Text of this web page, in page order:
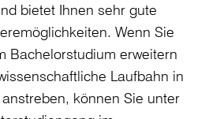
bietet Ihnen sehr gute
Wenn Sie
Bachelorstudium erweitern
Laufbahn in
können Sie unter